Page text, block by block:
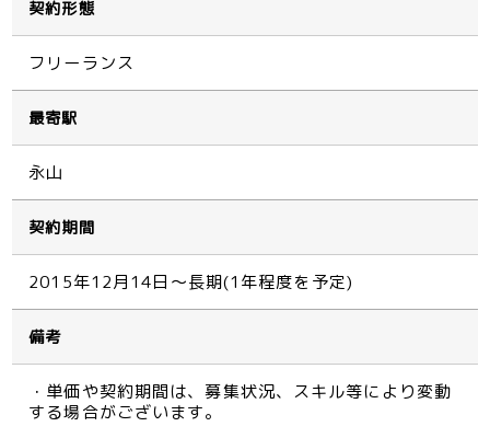
契約形態
フリーランス
最寄駅
永山
契約期間
2015年12月14日～長期(1年程度を予定)
備考
・単価や契約期間は、募集状況、スキル等により変動
する場合がございます。